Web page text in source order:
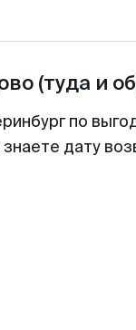
(туда и
по
дату